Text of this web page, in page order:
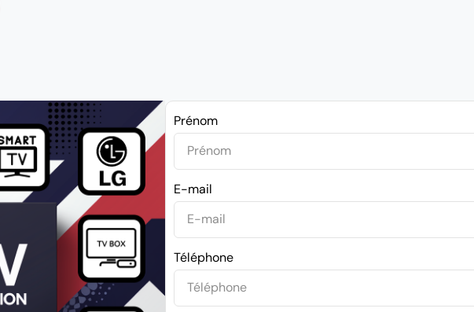
Prénom
E-mail
Téléphone